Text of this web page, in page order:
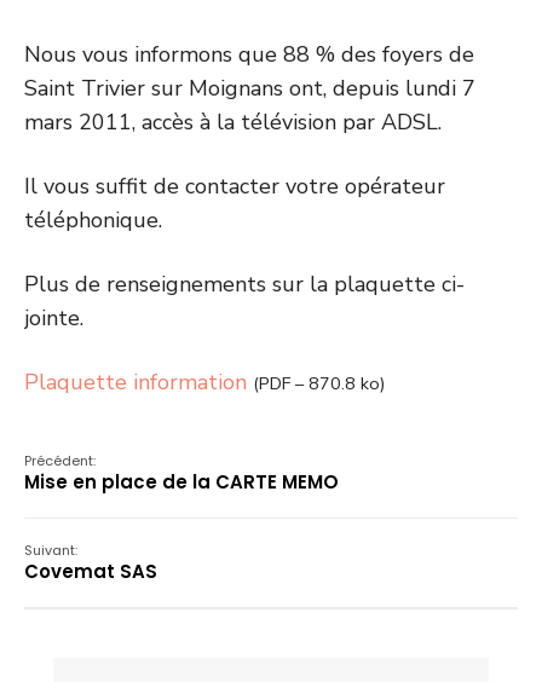
Nous vous informons que 88 % des foyers de
Saint Trivier sur Moignans ont, depuis lundi 7
mars 2011, accès à la télévision par ADSL.
Il vous suffit de contacter votre opérateur
téléphonique.
Plus de renseignements sur la plaquette ci-
jointe.
Plaquette information (PDF – 870.8 ko)
Précédent:
Mise en place de la CARTE MEMO
Suivant:
Covemat SAS